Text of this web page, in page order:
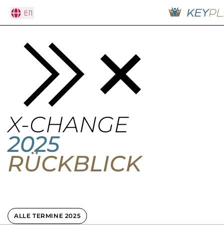
En
X-CHANGE
2025
RÜCKBLICK
ALLE TERMINE 2025